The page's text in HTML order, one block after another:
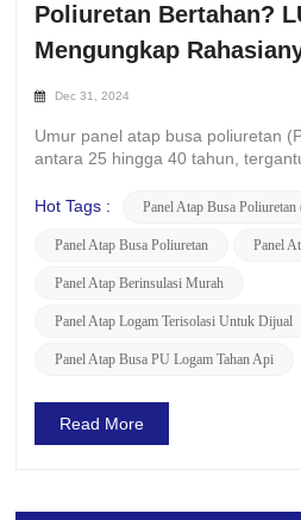
Poliuretan Bertahan?
Mengungkap
Dec 31, 2024
Umur panel atap busa poliuretan
antara 25 hingga 40 tahun,
terkemuka panel PU berkualitas
berbagai kondisi iklim, kh...
Hot Tags : Panel Atap Busa Poliuretan
Panel Atap Busa Poliuretan Panel
Panel Atap Berinsulasi Murah
Panel Atap Logam Terisolasi Untuk Dijual
Panel Atap Busa PU Logam Tahan Api
Read More